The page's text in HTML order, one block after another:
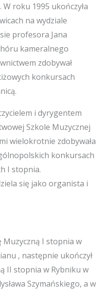
roku 1995 ukończyła
na wydziale
profesora Jana
kameralnego
zdobywał
konkursach
i dyrygentem
Szkole Muzycznej
wielokrotnie zdobywała
konkursach
I stopnia.
się jako organista i
Muzyczną I stopnia w
, następnie ukończył
II stopnia w Rybniku w
Szymańskiego, a w